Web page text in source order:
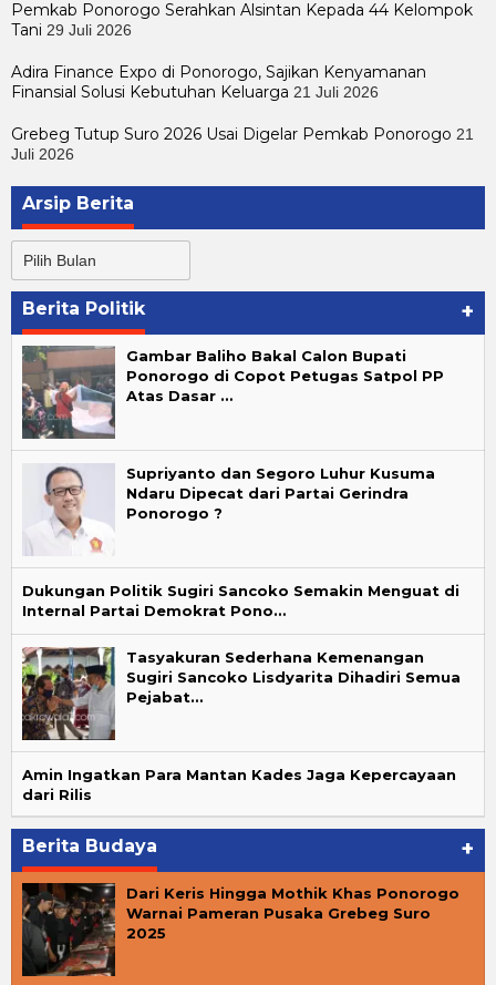
Pemkab Ponorogo Serahkan Alsintan Kepada 44 Kelompok
Tani 29 Juli 2026
Adira Finance Expo di Ponorogo, Sajikan Kenyamanan
Finansial Solusi Kebutuhan Keluarga 21 Juli 2026
Grebeg Tutup Suro 2026 Usai Digelar Pemkab Ponorogo 21
Juli 2026
Arsip Berita
Berita
Berita Politik +
Gambar Baliho Bakal Calon Bupati
Ponorogo di Copot Petugas Satpol PP
Atas Dasar …
Supriyanto dan Segoro Luhur Kusuma
Ndaru Dipecat dari Partai Gerindra
Ponorogo ?
Dukungan Politik Sugiri Sancoko Semakin Menguat di
Internal Partai Demokrat Pono…
Tasyakuran Sederhana Kemenangan
Sugiri Sancoko Lisdyarita Dihadiri Semua
Pejabat…
Amin Ingatkan Para Mantan Kades Jaga Kepercayaan
dari Rilis
Berita Budaya +
Dari Keris Hingga Mothik Khas Ponorogo
Warnai Pameran Pusaka Grebeg Suro
2025